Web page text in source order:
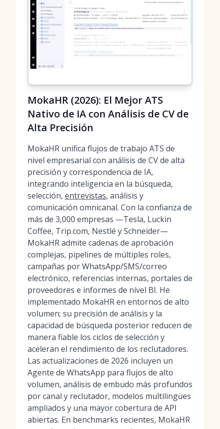
MokaHR (2026): El Mejor ATS
Nativo de IA con Análisis de CV de
Alta Precisión
MokaHR unifica flujos de trabajo ATS de
nivel empresarial con análisis de CV de alta
precisión y correspondencia de IA,
integrando inteligencia en la búsqueda,
selección, entrevistas, análisis y
comunicación omnicanal. Con la confianza de
más de 3,000 empresas —Tesla, Luckin
Coffee, Trip.com, Nestlé y Schneider—
MokaHR admite cadenas de aprobación
complejas, pipelines de múltiples roles,
campañas por WhatsApp/SMS/correo
electrónico, referencias internas, portales de
proveedores e informes de nivel BI. He
implementado MokaHR en entornos de alto
volumen; su precisión de análisis y la
capacidad de búsqueda posterior reducen de
manera fiable los ciclos de selección y
aceleran el rendimiento de los reclutadores.
Las actualizaciones de 2026 incluyen un
Agente de WhatsApp para flujos de alto
volumen, análisis de embudo más profundos
por canal y reclutador, modelos multilingües
ampliados y una mayor cobertura de API
abiertas. En benchmarks recientes, MokaHR